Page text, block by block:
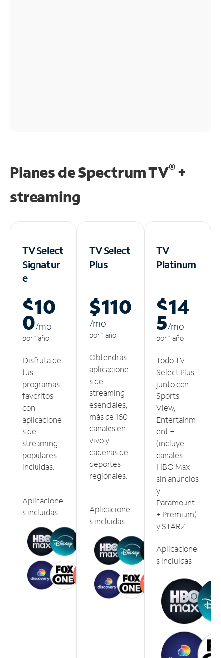
Planes de Spectrum TV®+
streaming
TV Select
Signatur
e
$10
0/mo
por 1 año
Disfruta de
tus
programas
favoritos
con
aplicacione
s de
streaming
populares
incluidas.
Aplicacione
s incluidas
TV Select
Plus
$110
/mo
por 1 año
Obtendrás
aplicacione
s de
streaming
esenciales,
más de 160
canales en
vivo y
cadenas de
deportes
regionales.
Aplicacione
s incluidas
TV
Platinum
$14
5/mo
por 1 año
Todo TV
Select Plus
junto con
Sports
View,
Entertainm
ent +
(incluye
canales
HBO Max
sin anuncios
y
Paramount
+ Premium)
y STARZ.
Aplicacione
s incluidas